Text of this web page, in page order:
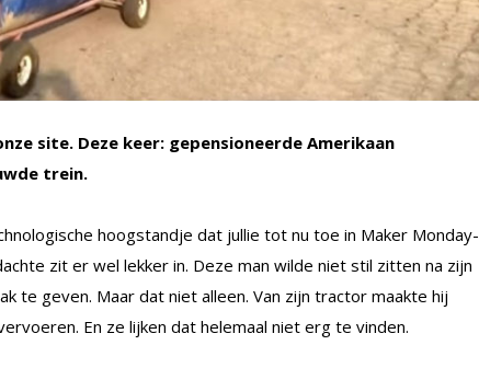
site. Deze keer: gepensioneerde Amerikaan
trein.
hoogstandje dat jullie tot nu toe in Maker Monday-
zit er wel lekker in. Deze man wilde niet stil zitten na zijn
te geven. Maar dat niet alleen. Van zijn tractor maakte hij
En ze lijken dat helemaal niet erg te vinden.